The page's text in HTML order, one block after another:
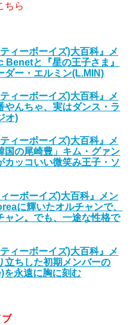
ちら
ィーボーイズ)大百科』メ
と『星の王子さま』
ダー・エルミン(L.MIN)
ィーボーイズ)大百科』メ
んちゃ、実はダンス・ラ
オ)
ィーボーイズ)大百科』メ
の尾崎豊」キム・グァン
カッコいい微笑み王子・ソ
ーボーイズ)大百科』メン
に輝いたオルチャンで、
ャン。でも、一途な性格で
ィーボーイズ)大百科』メ
ちした初期メンバーの
を永遠に胸に刻む
ブ